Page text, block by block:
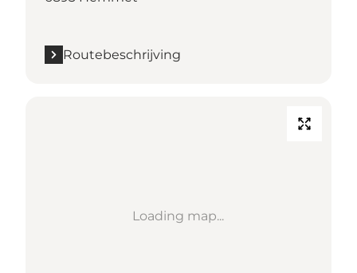
Routebeschrijving
Loading map...